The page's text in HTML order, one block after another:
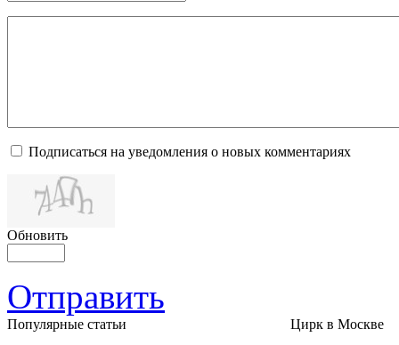
Подписаться на уведомления о новых комментариях
Обновить
Отправить
Популярные cтатьи
Цирк в Москве